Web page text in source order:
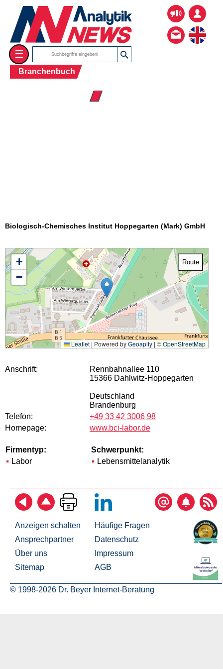
☰
Branchenbuch
☰ Firmenverzeichnis
Biologisch-Chemisches Institut Hoppegarten (Mark) GmbH
+
−
Route
Leaflet | Powered byGeoapify| ©OpenStreetMap
Anschrift:
Rennbahnallee 110
15366 Dahlwitz-Hoppegarten
Deutschland
Brandenburg
Telefon:
+49 33 42 3006 98
Homepage:
www.bci-labor.de
Firmentyp:
Labor
Schwerpunkt:
Lebensmittelanalytik
Anzeigen schalten
Ansprechpartner
Über uns
Sitemap
Häufige Fragen
Datenschutz
Impressum
AGB
© 1998-2026 Dr. Beyer Internet-Beratung